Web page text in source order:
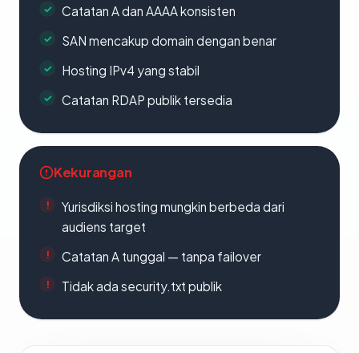
Catatan A dan AAAA konsisten
SAN mencakup domain dengan benar
Hosting IPv4 yang stabil
Catatan RDAP publik tersedia
Kekurangan
Yurisdiksi hosting mungkin berbeda dari
audiens target
Catatan A tunggal — tanpa failover
Tidak ada security.txt publik